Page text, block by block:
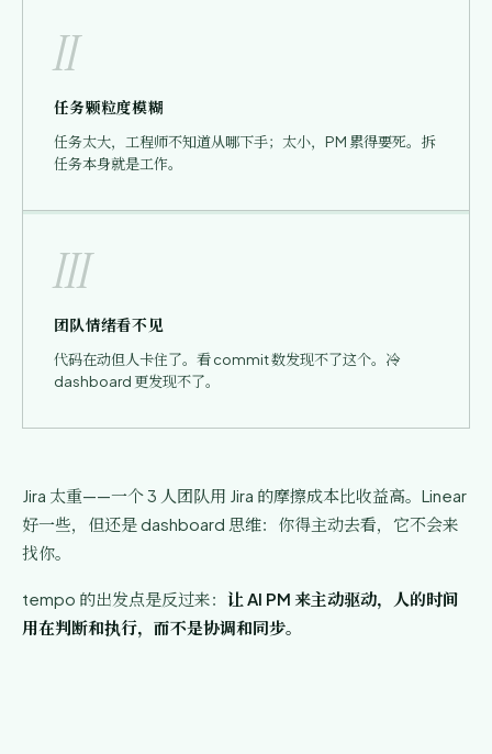
II
任务颗粒度模糊
任务太大，工程师不知道从哪下手；太小，PM 累得要死。拆
任务本身就是工作。
III
团队情绪看不见
代码在动但人卡住了。看 commit 数发现不了这个。冷
dashboard 更发现不了。
Jira 太重——一个 3 人团队用 Jira 的摩擦成本比收益高。Linear
好一些，但还是 dashboard 思维：你得主动去看，它不会来
找你。
tempo 的出发点是反过来： 让 AI PM 来主动驱动，人的时间
用在判断和执行，而不是协调和同步。